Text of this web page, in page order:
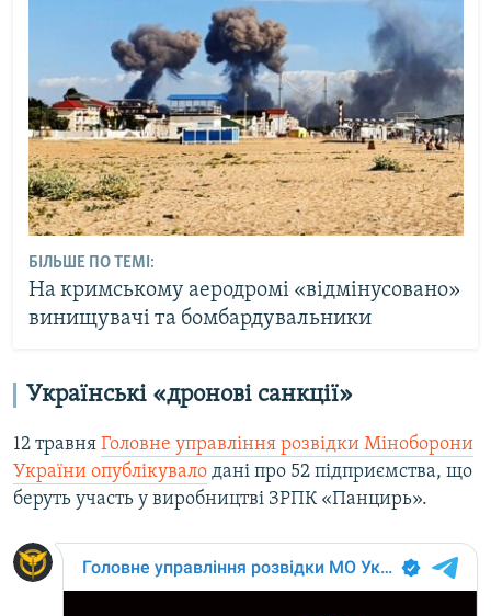
БІЛЬШЕ ПО ТЕМІ:
На кримському аеродромі «відмінусовано»
винищувачі та бомбардувальники
Українські «дронові санкції»
12 травня Головне управління розвідки Міноборони
України опублікувало дані про 52 підприємства, що
беруть участь у виробництві ЗРПК «Панцирь».